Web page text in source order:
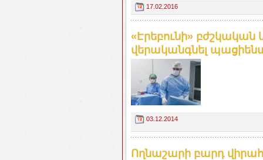
17.02.2016
«Էրեբունի» բժշկական
վերականգնել
03.12.2014
Ողնաշարի բարդ